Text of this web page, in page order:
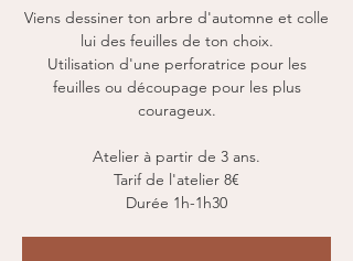
Viens dessiner ton arbre d'automne et colle
lui des feuilles de ton choix.
Utilisation d'une perforatrice pour les
feuilles ou découpage pour les plus
courageux.
Atelier à partir de 3 ans.
Tarif de l'atelier 8€
Durée 1h-1h30